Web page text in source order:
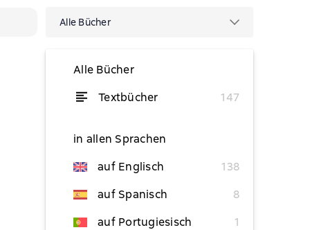
Alle Bücher
Alle Bücher
Textbücher
147
in allen Sprachen
auf Englisch
138
auf Spanisch
8
auf Portugiesisch
1
von 1,36 €